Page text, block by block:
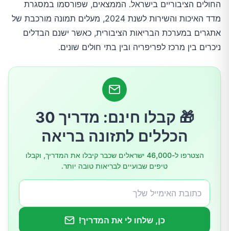
אתגרים בפריפריה
החולים הציבוריים בישראל. הממצאים, שפורסמו במסגרת
מדד האיכות והשירות לשנת 2024, מעלים תמונה מורכבת של
אתגרים במערכת הבריאות הציבורית, כאשר ישנם הבדלים
ניכרים בין מרכז לפריפריה ובין בתי חולים שונים.
🎁 קבלו חינם: מדריך 30
הכללים לתזונה בריאה
הצטרפו ל-46,000 ישראלים שכבר קיבלו את המדריך, וקבלו
טיפים שבועיים לבריאות טובה יותר.
כן, שלחו לי את המדריך!